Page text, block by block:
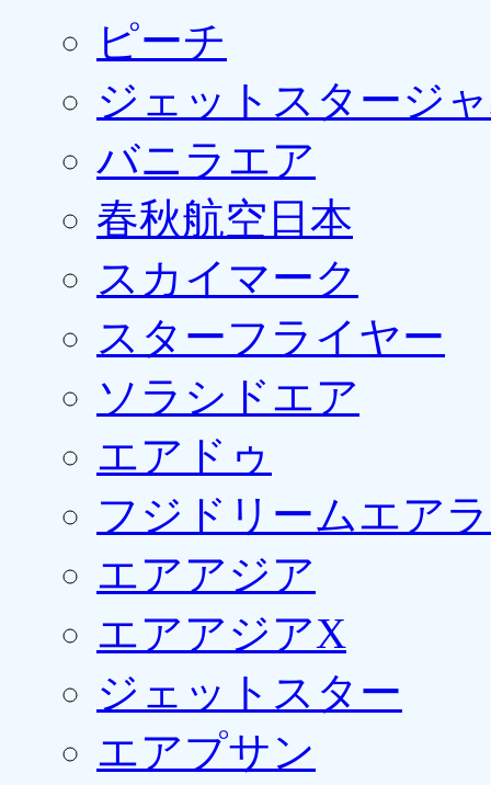
ピーチ
ジェットスタージ
バニラエア
春秋航空日本
スカイマーク
スターフライヤー
ソラシドエア
エアドゥ
フジドリームエア
エアアジア
エアアジアX
ジェットスター
エアプサン